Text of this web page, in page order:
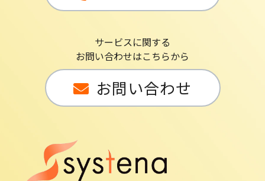
サービスに関する
お問い合わせはこちらから
お問い合わせ